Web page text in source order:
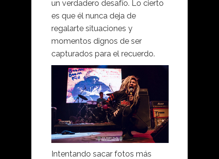
un verdadero desafío. Lo cierto
es que él nunca deja de
regalarte situaciones y
momentos dignos de ser
capturados para el recuerdo.
Intentando sacar fotos más